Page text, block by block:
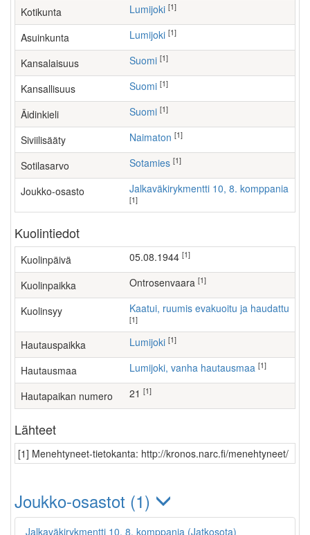
Kotikunta Lumijoki [1]
Asuinkunta Lumijoki [1]
Kansalaisuus Suomi [1]
Kansallisuus Suomi [1]
Äidinkieli Suomi [1]
Siviilisääty Naimaton [1]
Sotilasarvo Sotamies [1]
Joukko-osasto Jalkaväkirykmentti 10, 8. komppania
[1]
Kuolintiedot
Kuolinpäivä 05.08.1944 [1]
Kuolinpaikka Ontrosenvaara [1]
Kuolinsyy Kaatui, ruumis evakuoitu ja haudattu
[1]
Hautauspaikka Lumijoki [1]
Hautausmaa Lumijoki, vanha hautausmaa [1]
Hautapaikan numero 21 [1]
Lähteet
[1] Menehtyneet-tietokanta: http://kronos.narc.fi/menehtyneet/
Joukko-osastot (1)
Jalkaväkirykmentti 10, 8. komppania (Jatkosota)